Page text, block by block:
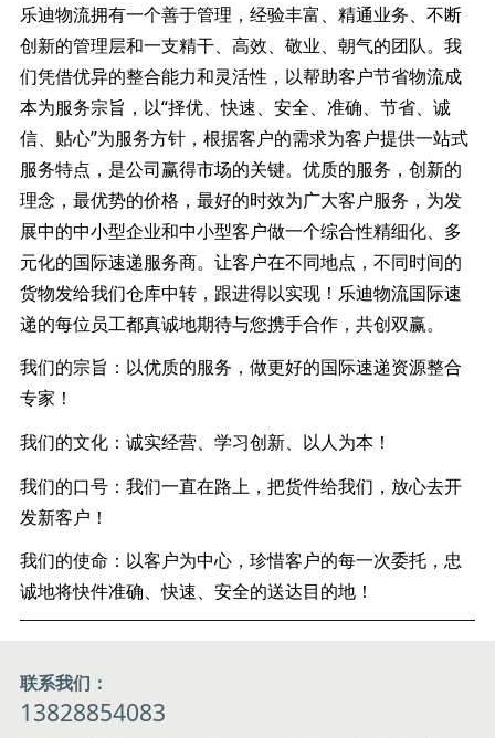
乐迪物流拥有一个善于管理，经验丰富、精通业务、不断
创新的管理层和一支精干、高效、敬业、朝气的团队。我
们凭借优异的整合能力和灵活性，以帮助客户节省物流成
本为服务宗旨，以“择优、快速、安全、准确、节省、诚
信、贴心”为服务方针，根据客户的需求为客户提供一站式
服务特点，是公司赢得市场的关键。优质的服务，创新的
理念，最优势的价格，最好的时效为广大客户服务，为发
展中的中小型企业和中小型客户做一个综合性精细化、多
元化的国际速递服务商。让客户在不同地点，不同时间的
货物发给我们仓库中转，跟进得以实现！乐迪物流国际速
递的每位员工都真诚地期待与您携手合作，共创双赢。
我们的宗旨：以优质的服务，做更好的国际速递资源整合
专家！
我们的文化：诚实经营、学习创新、以人为本！
我们的口号：我们一直在路上，把货件给我们，放心去开
发新客户！
我们的使命：以客户为中心，珍惜客户的每一次委托，忠
诚地将快件准确、快速、安全的送达目的地！
联系我们：
13828854083